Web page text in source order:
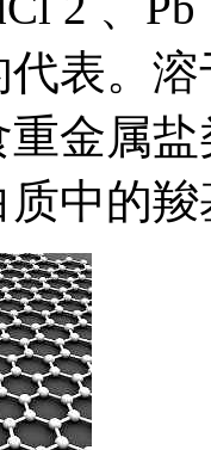
表。
金属
中的羧